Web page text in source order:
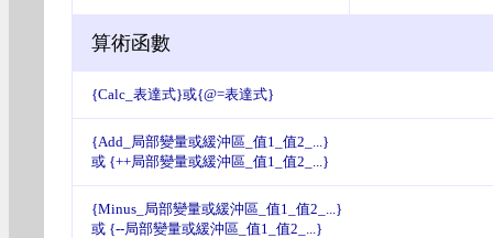
算術函數
{Calc_表達式}或{@=表達式}
{Add_局部變量或緩沖區_值1_值2_...}
或 {++局部變量或緩沖區_值1_值2_...}
{Minus_局部變量或緩沖區_值1_值2_...}
或 {--局部變量或緩沖區_值1_值2_...}